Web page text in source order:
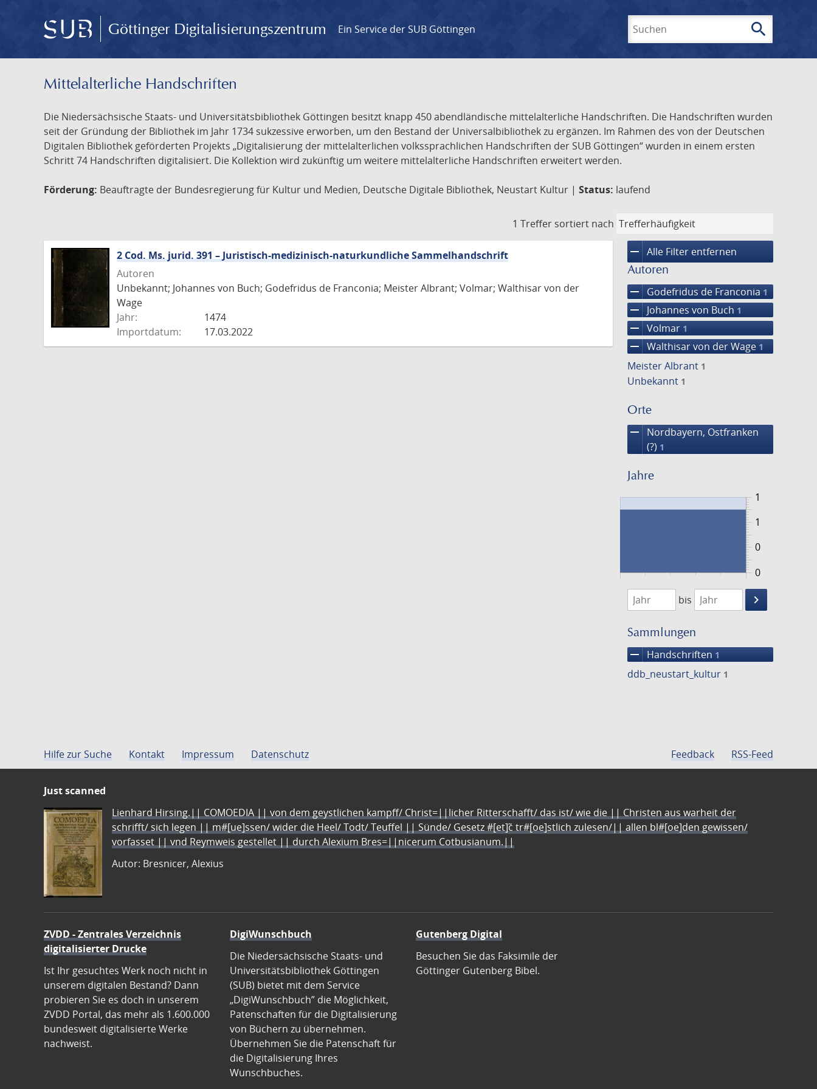
Göttinger Digitalisierungszentrum Ein Service der SUB Göttingen search
Mittelalterliche Handschriften
Die Niedersächsische Staats- und Universitätsbibliothek Göttingen besitzt knapp 450 abendländische mittelalterliche Handschriften. Die Handschriften wurden
seit der Gründung der Bibliothek im Jahr 1734 sukzessive erworben, um den Bestand der Universalbibliothek zu ergänzen. Im Rahmen des von der Deutschen
Digitalen Bibliothek geförderten Projekts „Digitalisierung der mittelalterlichen volkssprachlichen Handschriften der SUB Göttingen“ wurden in einem ersten
Schritt 74 Handschriften digitalisiert. Die Kollektion wird zukünftig um weitere mittelalterliche Handschriften erweitert werden.
Förderung: Beauftragte der Bundesregierung für Kultur und Medien, Deutsche Digitale Bibliothek, Neustart Kultur | Status: laufend
1 Treffer sortiert nach
remove Alle Filter entfernen
Autoren
remove Godefridus de Franconia 1
remove Johannes von Buch 1
remove Volmar 1
remove Walthisar von der Wage 1
Meister Albrant 1
Unbekannt 1
Orte
remove
Nordbayern, Ostfranken
(?) 1
Jahre
0
1
0
1
1474
1475
bis
keyboard_arrow_right
Suche
Sammlungen
remove Handschriften 1
ddb_neustart_kultur 1
2 Cod. Ms. jurid. 391 – Juristisch-medizinisch-naturkundliche Sammelhandschrift
Autoren
Unbekannt; Johannes von Buch; Godefridus de Franconia; Meister Albrant; Volmar; Walthisar von der
Wage
Jahr:
1474
Importdatum:
17.03.2022
Hilfe zur Suche Kontakt Impressum Datenschutz Feedback RSS-Feed
Just scanned
Lienhard Hirsing.|| COMOEDIA || von dem geystlichen kampff/ Christ=||licher Ritterschafft/ das ist/ wie die || Christen aus warheit der
schrifft/ sich legen || m#[ue]ssen/ wider die Heel/ Todt/ Teuffel || Sünde/ Gesetz #[et]c̃ tr#[oe]stlich zulesen/|| allen bl#[oe]den gewissen/
vorfasset || vnd Reymweis gestellet || durch Alexium Bres=||nicerum Cotbusianum.||
Autor: Bresnicer, Alexius
ZVDD - Zentrales Verzeichnis
digitalisierter Drucke
Ist Ihr gesuchtes Werk noch nicht in
unserem digitalen Bestand? Dann
probieren Sie es doch in unserem
ZVDD Portal, das mehr als 1.600.000
bundesweit digitalisierte Werke
nachweist.
DigiWunschbuch
Die Niedersächsische Staats- und
Universitätsbibliothek Göttingen
(SUB) bietet mit dem Service
„DigiWunschbuch” die Möglichkeit,
Patenschaften für die Digitalisierung
von Büchern zu übernehmen.
Übernehmen Sie die Patenschaft für
die Digitalisierung Ihres
Wunschbuches.
Gutenberg Digital
Besuchen Sie das Faksimile der
Göttinger Gutenberg Bibel.